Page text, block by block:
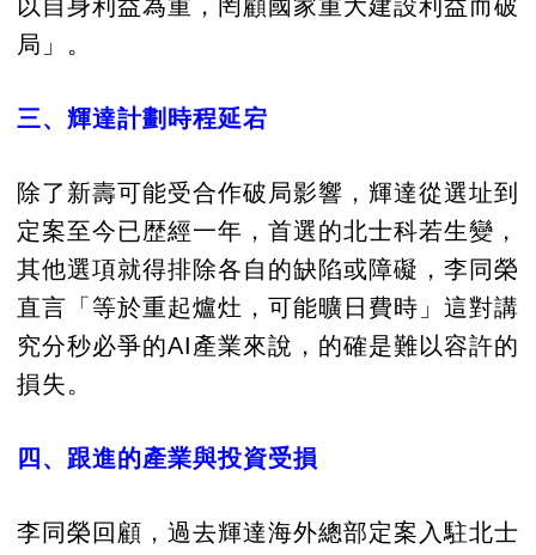
以自身利益為重，罔顧國家重大建設利益而破
局」。
三、輝達計劃時程延宕
除了新壽可能受合作破局影響，輝達從選址到
定案至今已歴經一年，首選的北士科若生變，
其他選項就得排除各自的缺陷或障礙，李同榮
直言「等於重起爐灶，可能曠日費時」這對講
究分秒必爭的AI產業來說，的確是難以容許的
損失。
四、跟進的產業與投資受損
李同榮回顧，過去輝達海外總部定案入駐北士